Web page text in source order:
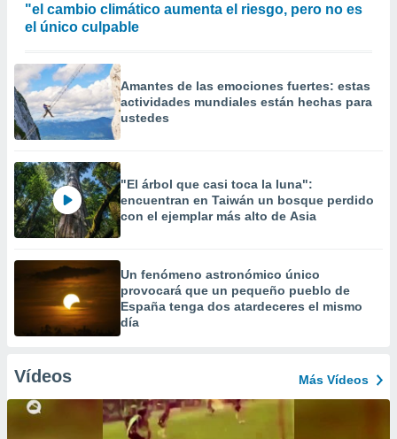
"el cambio climático aumenta el riesgo, pero no es
el único culpable
Amantes de las emociones fuertes: estas
actividades mundiales están hechas para
ustedes
"El árbol que casi toca la luna":
encuentran en Taiwán un bosque perdido
con el ejemplar más alto de Asia
Un fenómeno astronómico único
provocará que un pequeño pueblo de
España tenga dos atardeceres el mismo
día
Vídeos Más Vídeos